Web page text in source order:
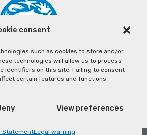
consent
such as cookies to store and/or
technologies will allow us to process
identifiers on this site. Failing to consent
certain features and functions.
View preferences
StatementLegal warning